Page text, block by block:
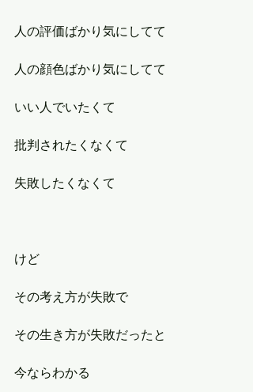
人の評価ばかり気にしてて
人の顔色ばかり気にしてて
いい人でいたくて
批判されたくなくて
失敗したくなくて
けど
その考え方が失敗で
その生き方が失敗だったと
今ならわかる